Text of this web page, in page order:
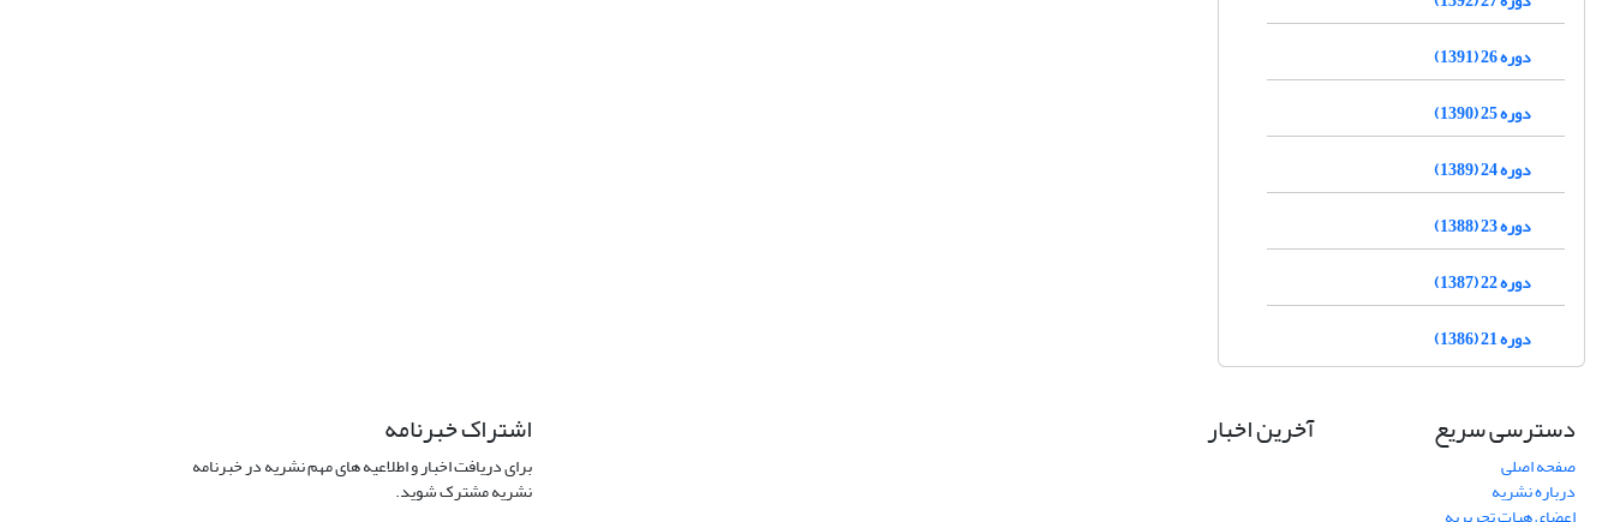
دوره 26 (1391)
دوره 25 (1390)
دوره 24 (1389)
دوره 23 (1388)
دوره 22 (1387)
دوره 21 (1386)
دسترسی سریع
صفحه اصلی
درباره نشریه
آخرین اخبار اشتراک خبرنامه
برای دریافت اخبار و اطلاعیه های مهم نشریه در خبرنامه
نشریه مشترک شوید.